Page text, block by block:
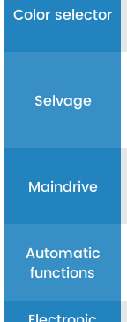
Color selector
Selvage
Maindrive
Automatic
functions